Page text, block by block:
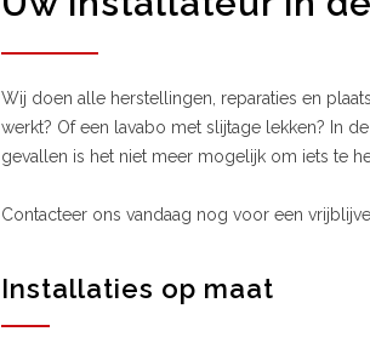
Wij doen alle herstellingen, reparaties en
werkt? Of een lavabo met slijtage lekken? In
gevallen is het niet meer mogelijk om iets te
Contacteer ons vandaag nog voor een
Installaties op maat